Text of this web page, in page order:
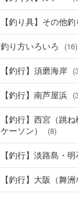
【釣り具】その他
釣り方いろいろ (16)
【釣行】須磨海岸
【釣行】南芦屋浜
【釣行】西宮（跳
ケーソン）
(8)
【釣行】淡路島・
【釣行】大阪（舞洲